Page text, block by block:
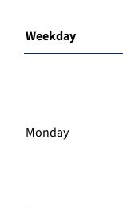
Weekday
Monday